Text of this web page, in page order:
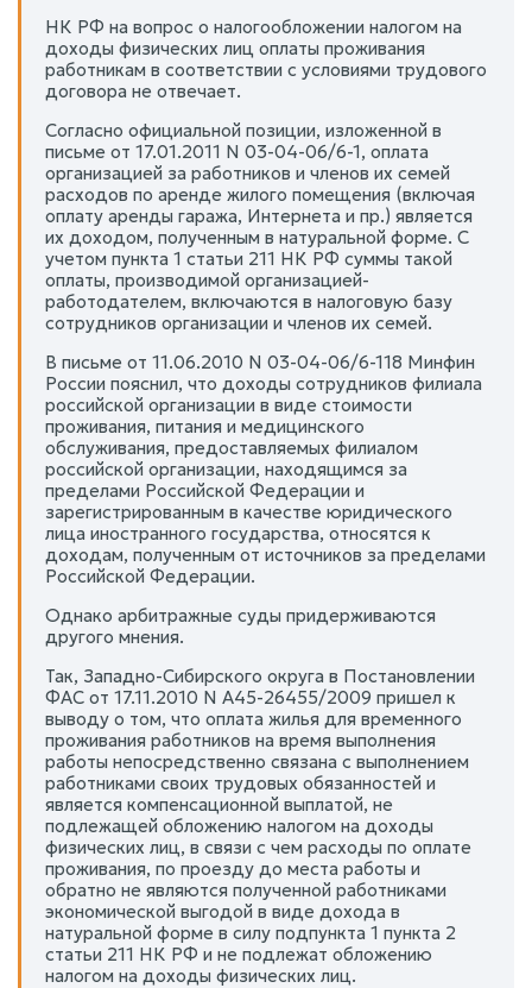
НК РФ на вопрос о налогообложении налогом на
доходы физических лиц оплаты проживания
работникам в соответствии с условиями трудового
договора не отвечает.
Согласно официальной позиции, изложенной в
письме от 17.01.2011 N 03-04-06/6-1, оплата
организацией за работников и членов их семей
расходов по аренде жилого помещения (включая
оплату аренды гаража, Интернета и пр.) является
их доходом, полученным в натуральной форме. С
учетом пункта 1 статьи 211 НК РФ суммы такой
оплаты, производимой организацией-
работодателем, включаются в налоговую базу
сотрудников организации и членов их семей.
В письме от 11.06.2010 N 03-04-06/6-118 Минфин
России пояснил, что доходы сотрудников филиала
российской организации в виде стоимости
проживания, питания и медицинского
обслуживания, предоставляемых филиалом
российской организации, находящимся за
пределами Российской Федерации и
зарегистрированным в качестве юридического
лица иностранного государства, относятся к
доходам, полученным от источников за пределами
Российской Федерации.
Однако арбитражные суды придерживаются
другого мнения.
Так, Западно-Сибирского округа в Постановлении
ФАС от 17.11.2010 N А45-26455/2009 пришел к
выводу о том, что оплата жилья для временного
проживания работников на время выполнения
работы непосредственно связана с выполнением
работниками своих трудовых обязанностей и
является компенсационной выплатой, не
подлежащей обложению налогом на доходы
физических лиц, в связи с чем расходы по оплате
проживания, по проезду до места работы и
обратно не являются полученной работниками
экономической выгодой в виде дохода в
натуральной форме в силу подпункта 1 пункта 2
статьи 211 НК РФ и не подлежат обложению
налогом на доходы физических лиц.